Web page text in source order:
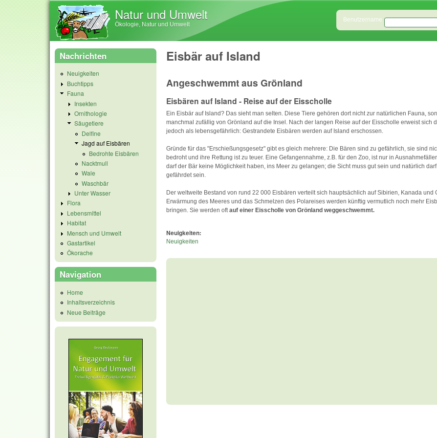
Natur und Umwelt
Ökologie, Natur und Umwelt
Benutzeranmeldung
Benutzername
Eisbär auf Island
Angeschwemmt aus Grönland
Eisbären auf Island - Reise auf der Eisscholle
Ein Eisbär auf Island? Das sieht man selten. Diese Tiere gehören dort nicht zur natürlichen Fauna,
manchmal zufällig von Grönland auf die Insel. Nach der langen Reise auf der Eisscholle erweist sich
jedoch als lebensgefährlich: Gestrandete Eisbären werden auf Island erschossen.
Gründe für das "Erschießungsgesetz" gibt es gleich mehrere: Die Bären sind zu gefährlich, sie sind
bedroht und ihre Rettung ist zu teuer. Eine Gefangennahme, z.B. für den Zoo, ist nur in
darf der Bär keine Möglichkeit haben, ins Meer zu gelangen; die Sicht muss gut sein und natürlich
gefährdet sein.
Der weltweite Bestand von rund 22 000 Eisbären verteilt sich hauptsächlich auf Sibirien, Kanada und
Erwärmung des Meeres und das Schmelzen des Polareises werden künftig vermutlich noch mehr
bringen. Sie werden oft auf einer Eisscholle von Grönland weggeschwemmt.
Neuigkeiten:
Neuigkeiten
Nachrichten
Neuigkeiten
Buchtipps
Fauna
Insekten
Ornithologie
Säugetiere
Delfine
Jagd auf Eisbären
Bedrohte Eisbären
Nacktmull
Wale
Waschbär
Unter Wasser
Flora
Lebensmittel
Habitat
Mensch und Umwelt
Gastartikel
Ökorache
Navigation
Home
Inhaltsverzeichnis
Neue Beiträge